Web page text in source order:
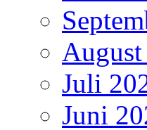
Juli
Juni